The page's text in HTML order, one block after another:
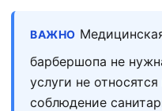
ВАЖНО
барбершопа не
услуги не
соблюдение